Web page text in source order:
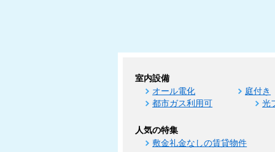
室内設備
オール電化
庭付き
都市ガス利用可
光
人気の特集
敷金礼金なしの賃貸物件